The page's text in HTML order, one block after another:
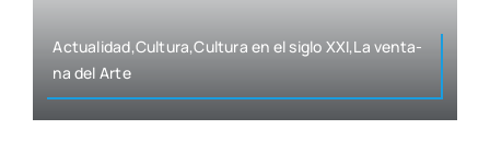
Actualidad,Cultura,Cultura en el siglo XXI,La ven­ta­
na del Arte